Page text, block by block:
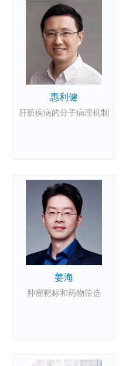
惠利健
肝脏疾病的分子病理机制
姜海
肿瘤靶标和药物筛选